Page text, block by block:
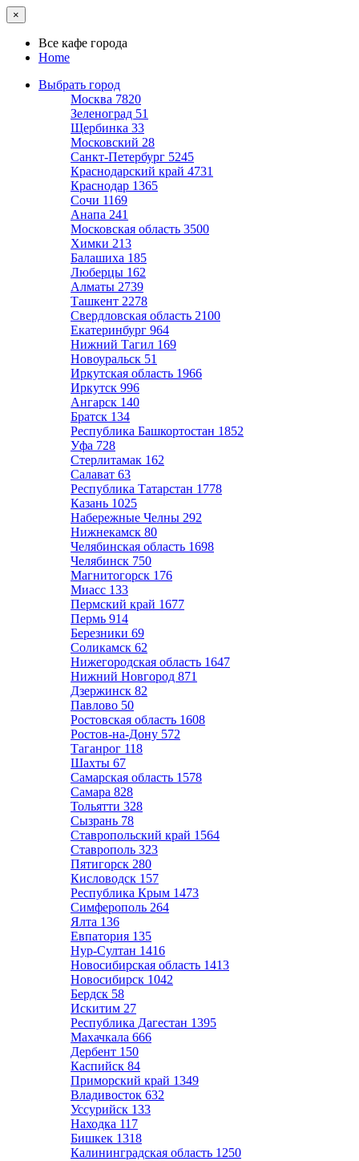
×
Все кафе города
Home
Выбрать город
Москва 7820
Зеленоград 51
Щербинка 33
Московский 28
Санкт-Петербург 5245
Краснодарский край 4731
Краснодар 1365
Сочи 1169
Анапа 241
Московская область 3500
Химки 213
Балашиха 185
Люберцы 162
Алматы 2739
Ташкент 2278
Свердловская область 2100
Екатеринбург 964
Нижний Тагил 169
Новоуральск 51
Иркутская область 1966
Иркутск 996
Ангарск 140
Братск 134
Республика Башкортостан 1852
Уфа 728
Стерлитамак 162
Салават 63
Республика Татарстан 1778
Казань 1025
Набережные Челны 292
Нижнекамск 80
Челябинская область 1698
Челябинск 750
Магнитогорск 176
Миасс 133
Пермский край 1677
Пермь 914
Березники 69
Соликамск 62
Нижегородская область 1647
Нижний Новгород 871
Дзержинск 82
Павлово 50
Ростовская область 1608
Ростов-на-Дону 572
Таганрог 118
Шахты 67
Самарская область 1578
Самара 828
Тольятти 328
Сызрань 78
Ставропольский край 1564
Ставрополь 323
Пятигорск 280
Кисловодск 157
Республика Крым 1473
Симферополь 264
Ялта 136
Евпатория 135
Нур-Султан 1416
Новосибирская область 1413
Новосибирск 1042
Бердск 58
Искитим 27
Республика Дагестан 1395
Махачкала 666
Дербент 150
Каспийск 84
Приморский край 1349
Владивосток 632
Уссурийск 133
Находка 117
Бишкек 1318
Калининградская область 1250